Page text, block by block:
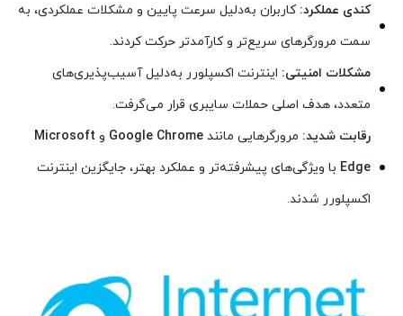
کندی عملکرد:کاربران به‌دلیل سرعت پایین و مشکلات عملکردی، به
سمت مرورگرهای سریع‌تر و کارآمدتر حرکت کردند.
مشکلات امنیتی: اینترنت اکسپلورر به‌دلیل آسیب‌پذیری‌های
متعدد، هدف اصلی حملات سایبری قرار می‌گرفت.
رقابت شدید: مرورگرهایی مانند Google Chrome و Microsoft
Edge با ویژگی‌های پیشرفته‌تر و عملکرد بهتر، جایگزین اینترنت
اکسپلورر شدند.